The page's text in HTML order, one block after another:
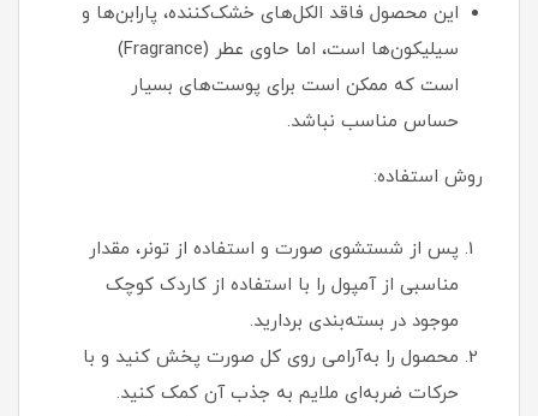
این محصول فاقد الکل‌های خشک‌کننده، پارابن‌ها و
سیلیکون‌ها است، اما حاوی عطر (Fragrance)
است که ممکن است برای پوست‌های بسیار
حساس مناسب نباشد.
روش استفاده:
پس از شستشوی صورت و استفاده از تونر، مقدار
مناسبی از آمپول را با استفاده از کاردک کوچک
موجود در بسته‌بندی بردارید.
محصول را به‌آرامی روی کل صورت پخش کنید و با
حرکات ضربه‌ای ملایم به جذب آن کمک کنید.